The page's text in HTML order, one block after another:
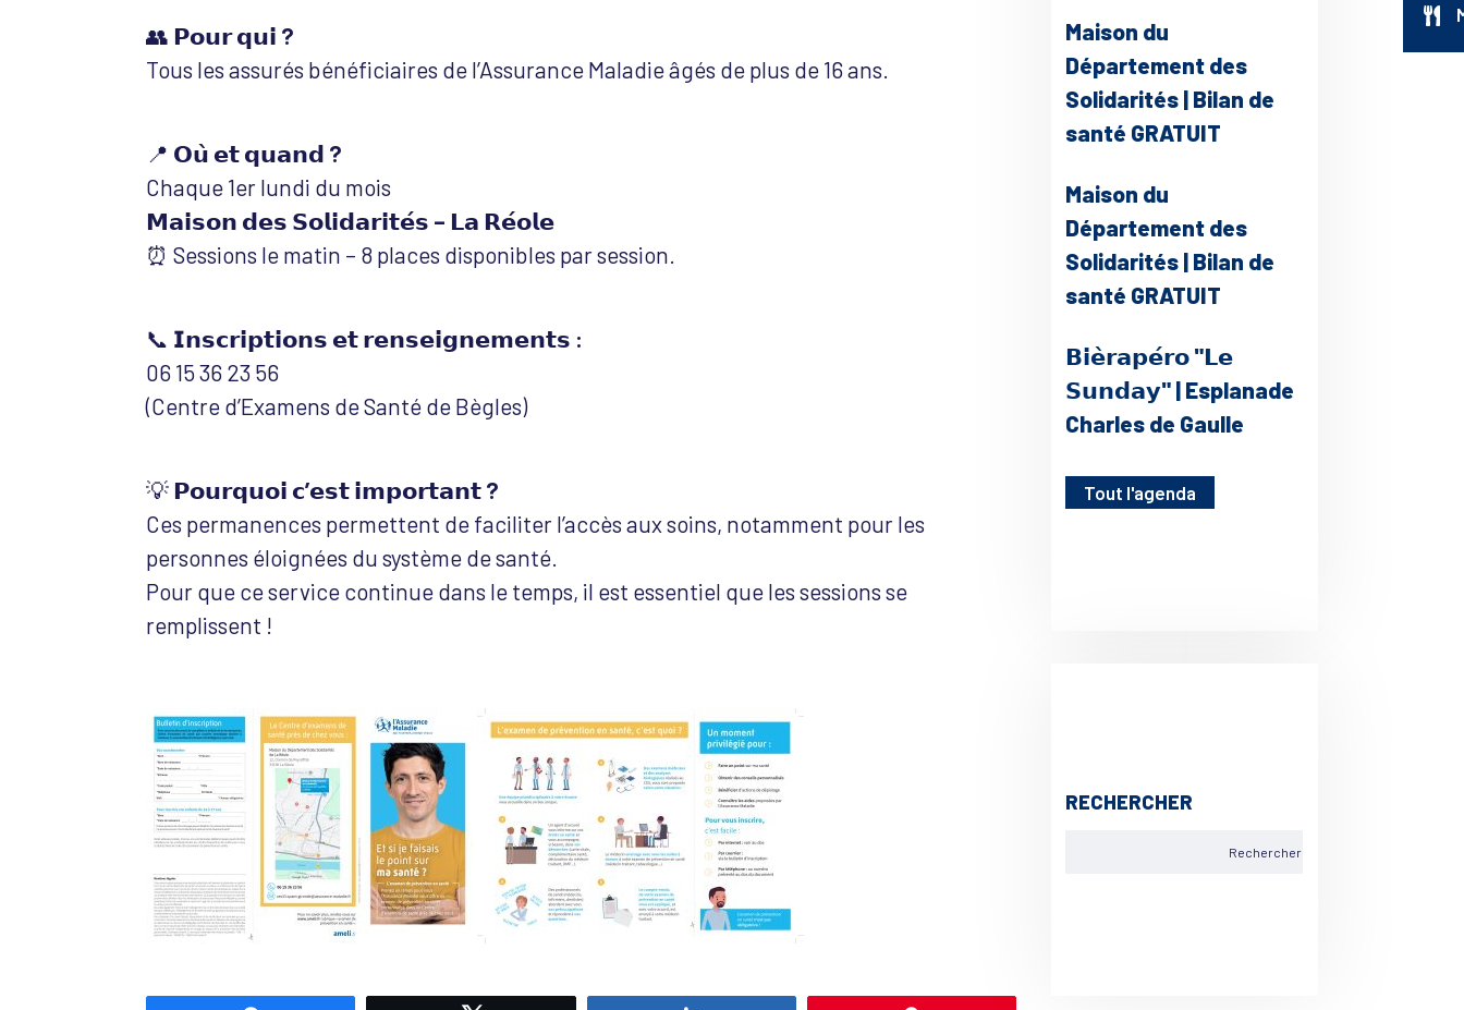
👥 𝗣𝗼𝘂𝗿 𝗾𝘂𝗶 ?
Tous les assurés bénéficiaires de l’Assurance Maladie âgés de plus de 16 ans.
📍 𝗢𝘂̀ 𝗲𝘁 𝗾𝘂𝗮𝗻𝗱 ?
Chaque 1er lundi du mois
𝗠𝗮𝗶𝘀𝗼𝗻 𝗱𝗲𝘀 𝗦𝗼𝗹𝗶𝗱𝗮𝗿𝗶𝘁𝗲́𝘀 – 𝗟𝗮 𝗥𝗲́𝗼𝗹𝗲
⏰ Sessions le matin – 8 places disponibles par session.
📞 𝗜𝗻𝘀𝗰𝗿𝗶𝗽𝘁𝗶𝗼𝗻𝘀 𝗲𝘁 𝗿𝗲𝗻𝘀𝗲𝗶𝗴𝗻𝗲𝗺𝗲𝗻𝘁𝘀 :
06 15 36 23 56
(Centre d’Examens de Santé de Bègles)
💡 𝗣𝗼𝘂𝗿𝗾𝘂𝗼𝗶 𝗰’𝗲𝘀𝘁 𝗶𝗺𝗽𝗼𝗿𝘁𝗮𝗻𝘁 ?
Ces permanences permettent de faciliter l’accès aux soins, notamment pour les
personnes éloignées du système de santé.
Pour que ce service continue dans le temps, il est essentiel que les sessions se
remplissent !
Maison du
Département des
Solidarités | Bilan de
santé GRATUIT
Maison du
Département des
Solidarités | Bilan de
santé GRATUIT
𝗕𝗶𝗲̀𝗿𝗮𝗽𝗲́𝗿𝗼 "𝗟𝗲
𝗦𝘂𝗻𝗱𝗮𝘆" | Esplanade
Charles de Gaulle
Tout l'agenda
RECHERCHER